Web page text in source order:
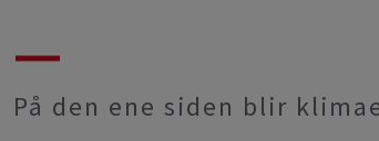
På den ene siden blir